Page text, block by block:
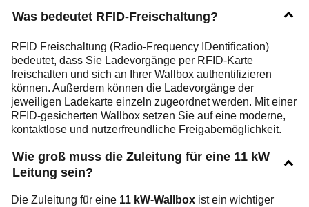
Was bedeutet RFID-Freischaltung?
RFID Freischaltung (Radio-Frequency IDentification)
bedeutet, dass Sie Ladevorgänge per RFID-Karte
freischalten und sich an Ihrer Wallbox authentifizieren
können. Außerdem können die Ladevorgänge der
jeweiligen Ladekarte einzeln zugeordnet werden. Mit einer
RFID-gesicherten Wallbox setzen Sie auf eine moderne,
kontaktlose und nutzerfreundliche Freigabemöglichkeit.
Wie groß muss die Zuleitung für eine 11 kW
Leitung sein?
Die Zuleitung für eine 11 kW-Wallbox ist ein wichtiger